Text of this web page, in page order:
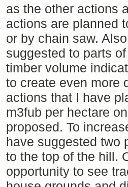
as the other actions
actions are planned
or by chain saw.
suggested to parts
timber volume
to create even more
actions that I have
m3fub per hectare
proposed. To
have suggested two
to the top of the hill.
opportunity to see